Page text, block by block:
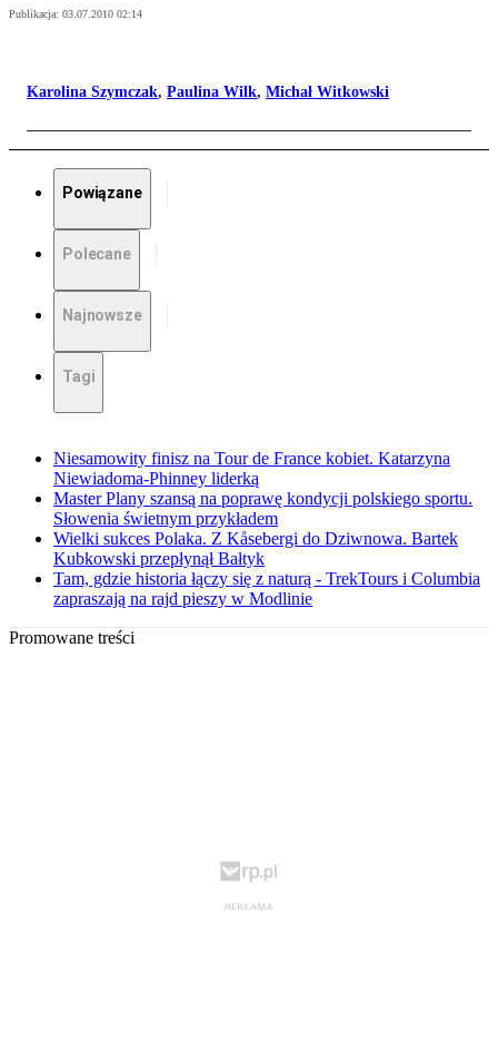
Publikacja: 03.07.2010 02:14
Karolina Szymczak, Paulina Wilk, Michał Witkowski
Powiązane
Polecane
Najnowsze
Tagi
Niesamowity finisz na Tour de France kobiet. Katarzyna
Niewiadoma-Phinney liderką
Master Plany szansą na poprawę kondycji polskiego sportu.
Słowenia świetnym przykładem
Wielki sukces Polaka. Z Kåsebergi do Dziwnowa. Bartek
Kubkowski przepłynął Bałtyk
Tam, gdzie historia łączy się z naturą - TrekTours i Columbia
zapraszają na rajd pieszy w Modlinie
Promowane treści